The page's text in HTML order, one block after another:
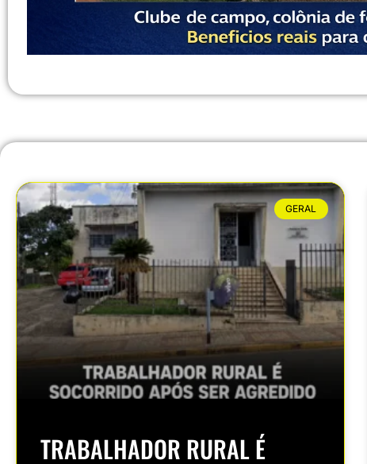
GERAL
TRABALHADOR RURAL É